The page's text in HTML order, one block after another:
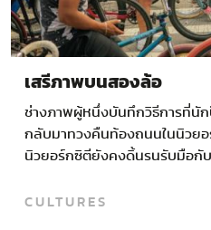
เสรีภาพบนสองล้อ
ช่างภาพผู้หนึ่งบันทึกวิธีการที่นั
กลับมาทวงคืนท้องถนนในนิวย
นิวยอร์กซิตียังคงดิ้นรนรับมือกับ
CULTURES